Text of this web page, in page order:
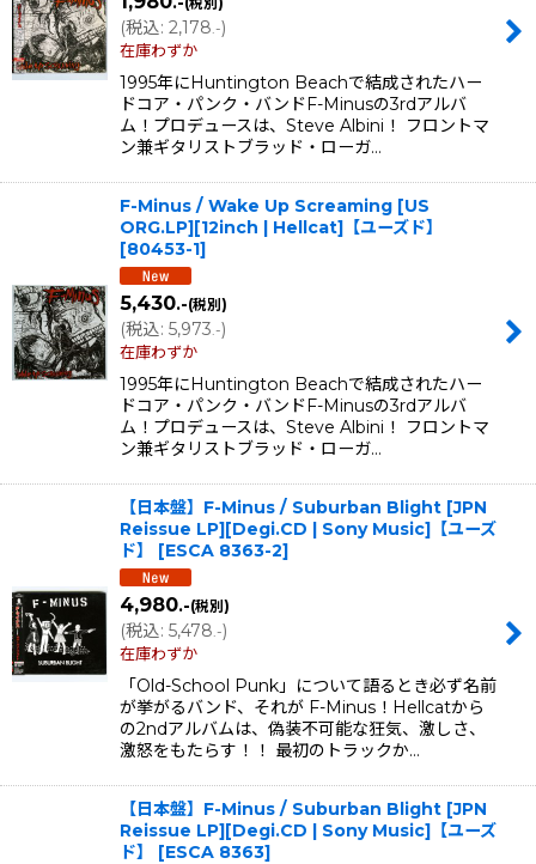
(税込: 2,178.-)
在庫わずか
1995年にHuntington Beachで結成されたハー
ドコア・パンク・バンドF-Minusの3rdアルバ
ム！プロデュースは、Steve Albini！ フロントマ
ン兼ギタリストブラッド・ローガ…
F-Minus / Wake Up Screaming [US
ORG.LP][12inch | Hellcat]【ユーズド】
[80453-1]
5,430.-(税別)
(税込: 5,973 .-)
在庫わずか
1995年にHuntington Beachで結成されたハー
ドコア・パンク・バンドF-Minusの3rdアルバ
ム！プロデュースは、Steve Albini！ フロントマ
ン兼ギタリストブラッド・ローガ…
【日本盤】F-Minus / Suburban Blight [JPN
Reissue LP][Degi.CD | Sony Music]【ユーズ
ド】
[ESCA 8363-2]
4,980.-(税別)
(税込: 5,478 .-)
在庫わずか
「Old-School Punk」について語るとき必ず名前
が挙がるバンド、それが F-Minus！Hellcatから
の2ndアルバムは、偽装不可能な狂気、激しさ、
激怒をもたらす！！ 最初のトラックか…
【日本盤】F-Minus / Suburban Blight [JPN
Reissue LP][Degi.CD | Sony Music]【ユーズ
ド】
[ESCA 8363]